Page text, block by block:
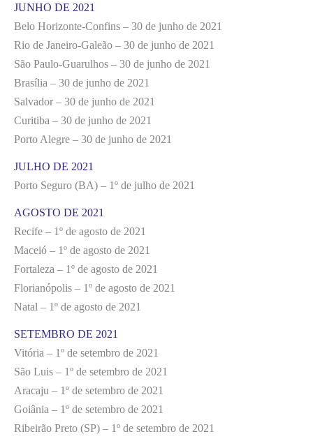
JUNHO DE 2021
Belo Horizonte-Confins – 30 de junho de 2021
Rio de Janeiro-Galeão – 30 de junho de 2021
São Paulo-Guarulhos – 30 de junho de 2021
Brasília – 30 de junho de 2021
Salvador – 30 de junho de 2021
Curitiba – 30 de junho de 2021
Porto Alegre – 30 de junho de 2021
JULHO DE 2021
Porto Seguro (BA) – 1º de julho de 2021
AGOSTO DE 2021
Recife – 1º de agosto de 2021
Maceió – 1º de agosto de 2021
Fortaleza – 1º de agosto de 2021
Florianópolis – 1º de agosto de 2021
Natal – 1º de agosto de 2021
SETEMBRO DE 2021
Vitória – 1º de setembro de 2021
São Luis – 1º de setembro de 2021
Aracaju – 1º de setembro de 2021
Goiânia – 1º de setembro de 2021
Ribeirão Preto (SP) – 1º de setembro de 2021